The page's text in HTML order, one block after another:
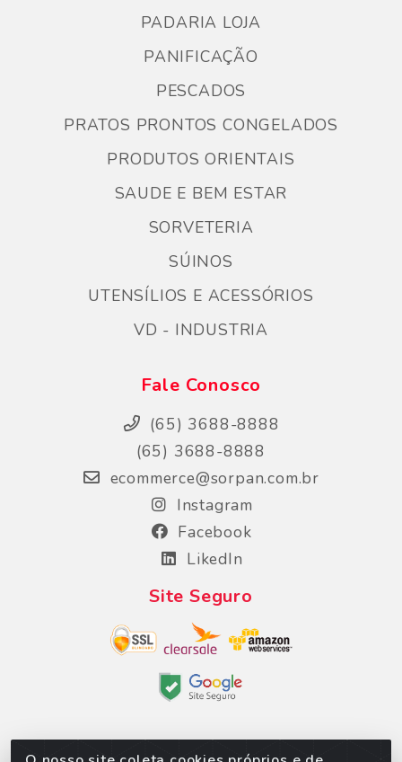
PADARIA LOJA
PANIFICAÇÃO
PESCADOS
PRATOS PRONTOS CONGELADOS
PRODUTOS ORIENTAIS
SAUDE E BEM ESTAR
SORVETERIA
SÚINOS
UTENSÍLIOS E ACESSÓRIOS
VD - INDUSTRIA
Fale Conosco
(65) 3688-8888
(65) 3688-8888
ecommerce@sorpan.com.br
Instagram
Facebook
LikedIn
Site Seguro